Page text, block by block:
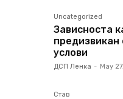
Uncategorized
Зависноста
предизвикан
услови
ДСП Ленка - May
Став